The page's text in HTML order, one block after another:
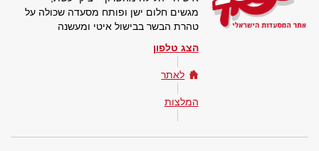
מגשים חלום ישן ופותח מסעדה שכולה על
טהרת הבשר בבישול איטי ומעשנה
הצג טלפון
לאתר
המלצות